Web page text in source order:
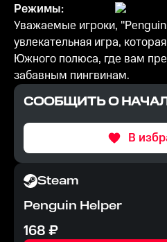
Режимы:
Уважаемые игроки,
увлекательная игра,
Южного полюса, где вам
забавным пингвинам.
СООБЩИТЬ О
В
Steam
Penguin Helper
168₽